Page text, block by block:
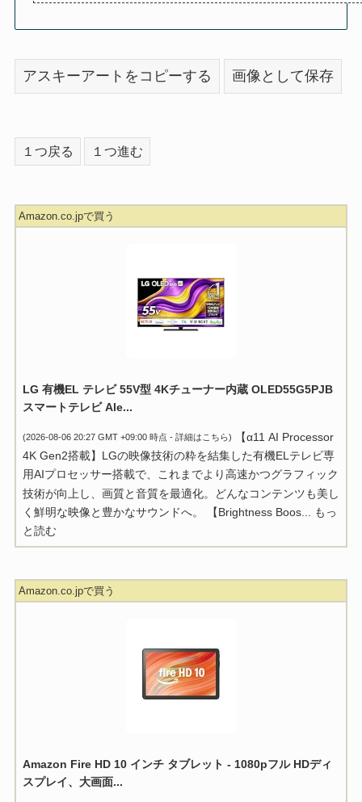
アスキーアートをコピーする 画像として保存
１つ戻る １つ進む
Amazon.co.jpで買う
LG 有機EL テレビ 55V型 4Kチューナー内蔵 OLED55G5PJB
スマートテレビ Ale...
(2026-08-06 20:27 GMT +09:00 時点 - 詳細はこちら)
【α11 AI Processor
4K Gen2搭載】LGの映像技術の粋を結集した有機ELテレビ専
用AIプロセッサー搭載で、これまでより高速かつグラフィック
技術が向上し、画質と音質を最適化。どんなコンテンツも美し
く鮮明な映像と豊かなサウンドへ。 【Brightness Boos...
もっ
と読む
Amazon.co.jpで買う
Amazon Fire HD 10 インチ タブレット - 1080pフル HDディ
スプレイ、大画面...